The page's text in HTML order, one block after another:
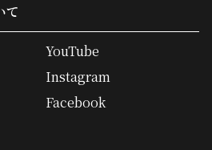
て
YouTube
Instagram
Facebook